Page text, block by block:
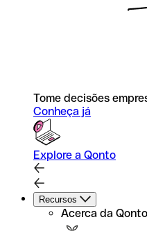
Tome decisões
Conheça já
Explore a Qonto
Recursos
Acerca da Qonto